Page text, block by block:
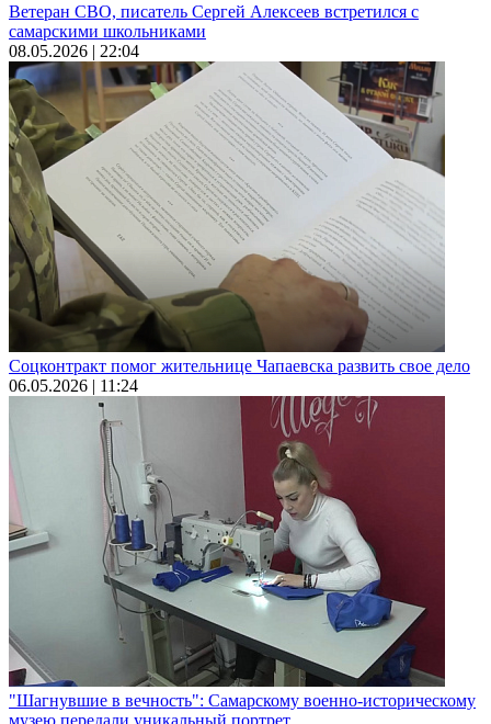
Ветеран СВО, писатель Сергей Алексеев встретился с
самарскими школьниками
08.05.2026 | 22:04
Соцконтракт помог жительнице Чапаевска развить свое дело
06.05.2026 | 11:24
"Шагнувшие в вечность": Самарскому военно-историческому
музею передали уникальный портрет